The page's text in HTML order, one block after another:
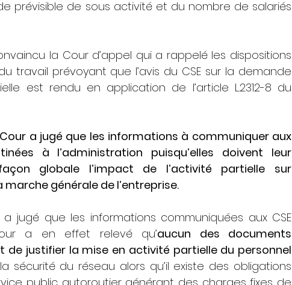
prévisible de sous activité et du nombre de salariés
la Cour d’appel qui a rappelé les dispositions
travail prévoyant que l’avis du CSE sur la demande
est rendu en application de l’article L.2312-8 du
a jugé que les informations à communiquer aux
à l’administration puisqu’elles doivent leur
globale l’impact de l’activité partielle sur
générale de l’entreprise.
a jugé que les informations communiquées aux CSE
a en effet relevé qu’aucun des documents
sécurité du réseau alors qu’il existe des obligations